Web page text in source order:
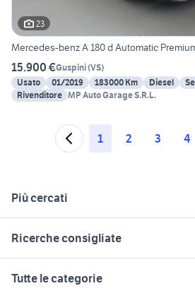
23
Mercedes-benz A 180 d Automatic
15.900 €Guspini(VS)
Usato
01/2019 183000 Km Diesel
Rivenditore MP Auto Garage S.R.L.
1 2 3 4
Più cercati
mercedes classe c
Ricerche consigliate
regalo auto Roma
Tutte le categorie